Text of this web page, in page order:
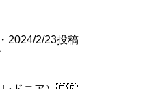
2024/2/23投稿